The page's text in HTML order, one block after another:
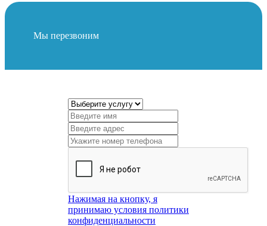
Мы перезвоним
Нажимая на кнопку, я
принимаю условия политики
конфиденциальности